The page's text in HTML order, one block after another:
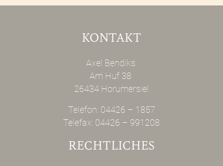
KONTAKT
Axel Bendiks
Am Huf 38
26434 Horumersiel
Telefon: 04426 – 1857
Telefax: 04426 – 991208
RECHTLICHES